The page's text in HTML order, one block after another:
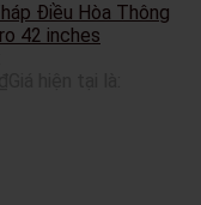
Điều Hòa Thông
42 inches